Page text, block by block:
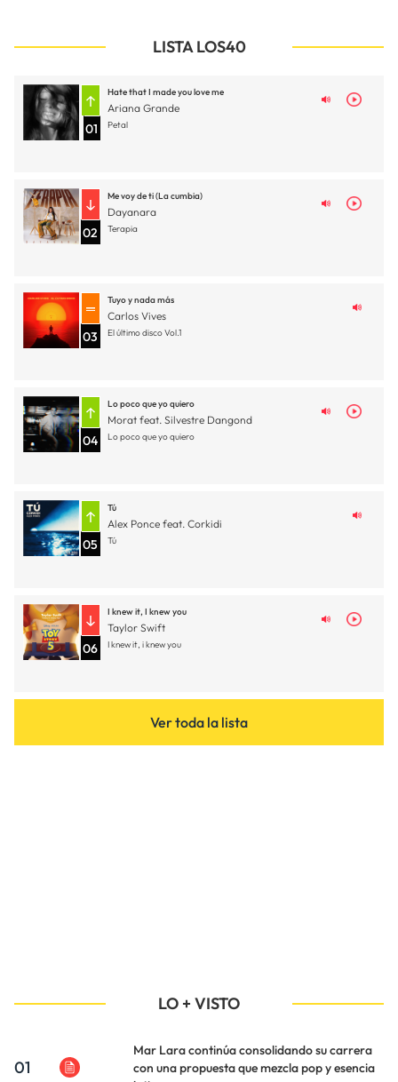
LISTA LOS40
01
Hate that I made you love me
Ariana Grande
Petal
02
Me voy de ti (La cumbia)
Dayanara
Terapia
03
Tuyo y nada más
Carlos Vives
El último disco Vol.1
04
Lo poco que yo quiero
Morat feat. Silvestre Dangond
Lo poco que yo quiero
05
Tú
Alex Ponce feat. Corkidi
Tú
06
I knew it, I knew you
Taylor Swift
I knew it, i knew you
Ver toda la lista
LO + VISTO
01
Mar Lara continúa consolidando su carrera
con una propuesta que mezcla pop y esencia